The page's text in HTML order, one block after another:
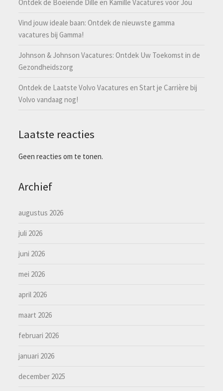
Ontdek de Boeiende Dille en Kamille Vacatures voor Jou
Vind jouw ideale baan: Ontdek de nieuwste gamma
vacatures bij Gamma!
Johnson & Johnson Vacatures: Ontdek Uw Toekomst in de
Gezondheidszorg
Ontdek de Laatste Volvo Vacatures en Start je Carrière bij
Volvo vandaag nog!
Laatste reacties
Geen reacties om te tonen.
Archief
augustus 2026
juli 2026
juni 2026
mei 2026
april 2026
maart 2026
februari 2026
januari 2026
december 2025